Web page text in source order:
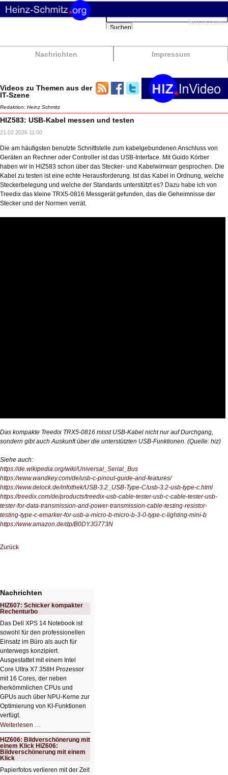
Nachrichten Impressum
Suchbegriffe
Suchen
Videos zu Themen aus der
IT-Szene
Redaktion: Heinz Schmitz
HIZ583: USB-Kabel messen und testen
21.02.2026 11:00
Die am häufigsten benutzte Schnittstelle zum kabelgebundenen Anschluss von
Geräten an Rechner oder Controller ist das USB-Interface. Mit Guido Körber
haben wir in HIZ583 schon über das Stecker- und Kabelwirrwarr gesprochen. Die
Kabel zu testen ist eine echte Herausforderung. Ist das Kabel in Ordnung, welche
Steckerbelegung und welche der Standards unterstützt es? Dazu habe ich von
Treedix das kleine TRX5-0816 Messgerät gefunden, das die Geheimnisse der
Stecker und der Normen verrät.
Das kompakte Treedix TRX5-0816 misst USB-Kabel nicht nur auf Durchgang,
sondern gibt auch Auskunft über die unterstützten USB-Funktionen. (Quelle: hiz)
Siehe auch:
https://de.wikipedia.org/wiki/Universal_Serial_Bus
https://www.wandkey.com/de/usb-c-pinout-guide-and-features/
https://www.delock.de/infothek/USB-3.2_USB-Type-C/usb-3.2-usb-type-c.html
https://treedix.com/de/products/treedix-usb-cable-tester-usb-c-cable-tester-usb-
tester-for-data-transmission-and-power-transmission-cable-testing-resistor-
testing-type-c-emarker-for-usb-a-micro-b-micro-b-3-0-type-c-lighting-mini-b
https://www.amazon.de/dp/B0DYJG773N
Zurück
Nachrichten
HIZ607: Schicker kompakter
Rechenturbo
Das Dell XPS 14 Notebook ist
sowohl für den professionellen
Einsatz im Büro als auch für
unterwegs konzipiert.
Ausgestattet mit einem Intel
Core Ultra X7 358H Prozessor
mit 16 Cores, der neben
herkömmlichen CPUs und
GPUs auch über NPU-Kerne zur
Optimierung von KI-Funktionen
verfügt.
Weiterlesen …
Schicker
kompakter
Rechenturbo
HIZ606: Bildverschönerung mit
einem Klick HIZ606:
Bildverschönerung mit einem
Klick
Papierfotos verlieren mit der Zeit